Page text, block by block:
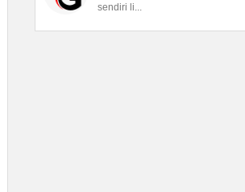
sendiri li...